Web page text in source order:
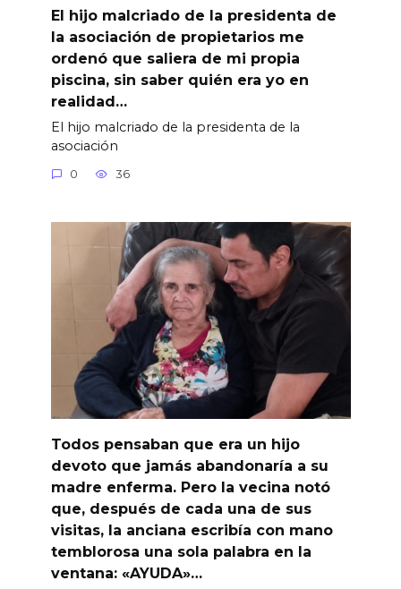
El hijo malcriado de la presidenta de
la asociación de propietarios me
ordenó que saliera de mi propia
piscina, sin saber quién era yo en
realidad…
El hijo malcriado de la presidenta de la
asociación
0 36
Todos pensaban que era un hijo
devoto que jamás abandonaría a su
madre enferma. Pero la vecina notó
que, después de cada una de sus
visitas, la anciana escribía con mano
temblorosa una sola palabra en la
ventana: «AYUDA»…